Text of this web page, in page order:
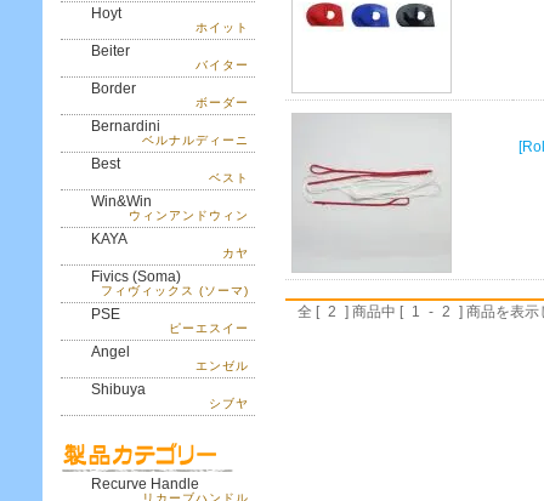
Hoyt
ホイット
Beiter
バイター
Border
ボーダー
Bernardini
ベルナルディーニ
Best
ベスト
Win&Win
ウィンアンドウィン
KAYA
カヤ
Fivics (Soma)
フィヴィックス (ソーマ)
PSE
ピーエスイー
Angel
エンゼル
Shibuya
シブヤ
Recurve Handle
リカーブハンドル
全 [ 2 ] 商品中 [ 1 - 2 ] 商品を表示